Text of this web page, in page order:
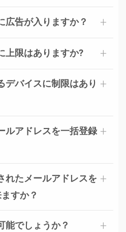
は「初心者でもHTMLメール
ートを利用してメールを送るこ
で読者を楽しませる
をメール配信システムで送ろう
広告が入りますか？
では無料トライアルの期間を含
ん。
上限はありますか?
なりますが、基本的には配信回
。
デバイスに制限はあり
スに制限はございません。コン
、PC、タブレット、スマートフ
、PCでの運用に最適化してい
ルアドレスを一括登録
レスなどの顧客データがある場
括登録が可能です。なお、登録
件数は500,000件までとなりま
メール配信システムサービス
れたメールアドレスを
すか？
ロードすることが可能です。
能でしょうか？